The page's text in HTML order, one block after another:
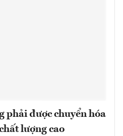
phải được chuyển hóa
lượng cao